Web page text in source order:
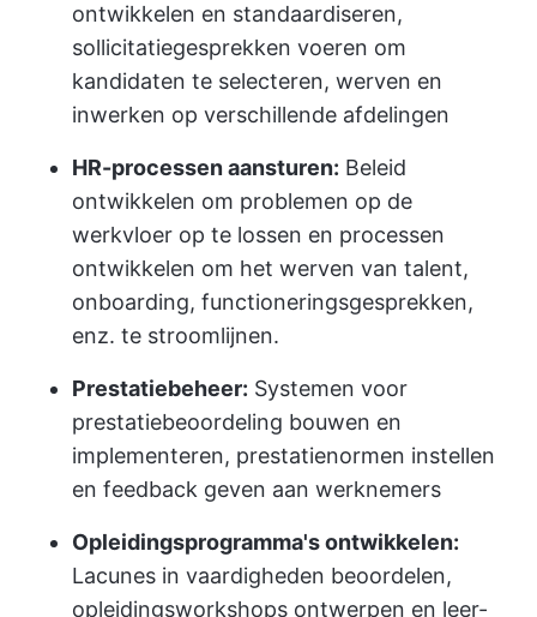
ontwikkelen en standaardiseren,
sollicitatiegesprekken voeren om
kandidaten te selecteren, werven en
inwerken op verschillende afdelingen
HR-processen aansturen: Beleid
ontwikkelen om problemen op de
werkvloer op te lossen en processen
ontwikkelen om het werven van talent,
onboarding, functioneringsgesprekken,
enz. te stroomlijnen.
Prestatiebeheer: Systemen voor
prestatiebeoordeling bouwen en
implementeren, prestatienormen instellen
en feedback geven aan werknemers
Opleidingsprogramma's ontwikkelen:
Lacunes in vaardigheden beoordelen,
opleidingsworkshops ontwerpen en leer-